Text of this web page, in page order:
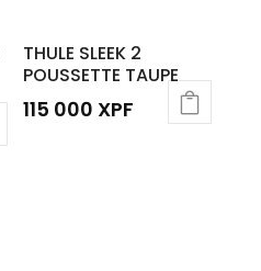
THULE SLEEK 2
POUSSETTE TAUPE
115 000 XPF